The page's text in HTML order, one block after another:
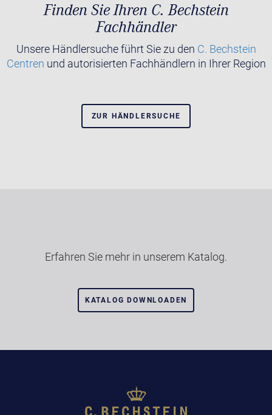
Finden Sie Ihren C. Bechstein
Fachhändler
Unsere Händlersuche führt Sie zu den C. Bechstein
Centren und autorisierten Fachhändlern in Ihrer Region
ZUR HÄNDLERSUCHE
Erfahren Sie mehr in unserem Katalog.
KATALOG DOWNLOADEN